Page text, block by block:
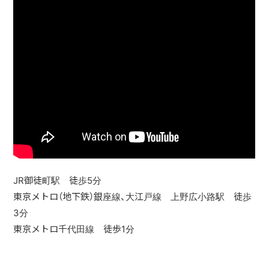
JR御徒町駅 徒歩5分
東京メトロ（地下鉄）銀座線、大江戸線 上野広小路駅 徒歩
3分
東京メトロ千代田線 徒歩1分